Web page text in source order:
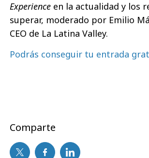
Experience en la actualidad y los
superar, moderado por Emilio
CEO de La Latina Valley.
Podrás conseguir tu entrada
Comparte